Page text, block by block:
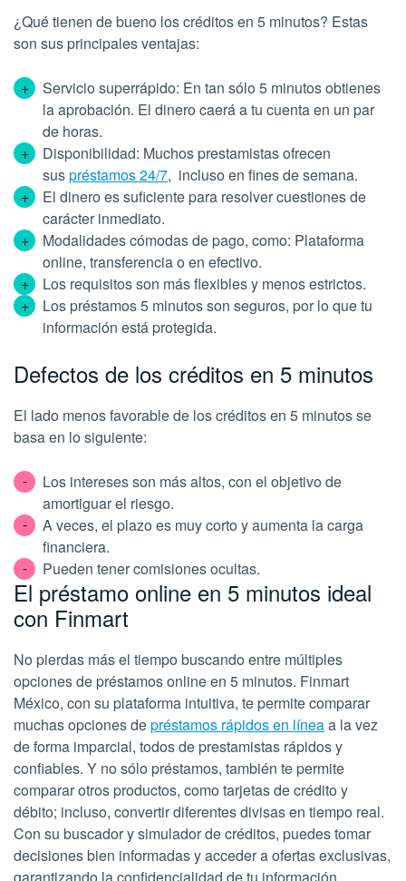
¿Qué tienen de bueno los créditos en 5 minutos? Estas
son sus principales ventajas:
Servicio superrápido: En tan sólo 5 minutos obtienes
la aprobación. El dinero caerá a tu cuenta en un par
de horas.
Disponibilidad: Muchos prestamistas ofrecen
suspréstamos 24/7, incluso en fines de semana.
El dinero es suficiente para resolver cuestiones de
carácter inmediato.
Modalidades cómodas de pago, como: Plataforma
online, transferencia o en efectivo.
Los requisitos son más flexibles y menos estrictos.
Los préstamos 5 minutos son seguros, por lo que tu
información está protegida.
Defectos de los créditos en 5 minutos
El lado menos favorable de los créditos en 5 minutos se
basa en lo siguiente:
Los intereses son más altos, con el objetivo de
amortiguar el riesgo.
A veces, el plazo es muy corto y aumenta la carga
financiera.
Pueden tener comisiones ocultas.
El préstamo online en 5 minutos ideal
con Finmart
No pierdas más el tiempo buscando entre múltiples
opciones de préstamos online en 5 minutos. Finmart
México, con su plataforma intuitiva, te permite comparar
muchas opciones depréstamos rápidos en líneaa la vez
de forma imparcial, todos de prestamistas rápidos y
confiables. Y no sólo préstamos, también te permite
comparar otros productos, como tarjetas de crédito y
débito; incluso, convertir diferentes divisas en tiempo real.
Con su buscador y simulador de créditos, puedes tomar
decisiones bien informadas y acceder a ofertas exclusivas,